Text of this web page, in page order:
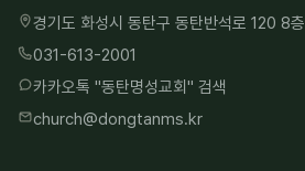
경기도 화성시 동탄구 동탄반석로 120 8층
031-613-2001
카카오톡 "동탄명성교회" 검색
church@dongtanms.kr